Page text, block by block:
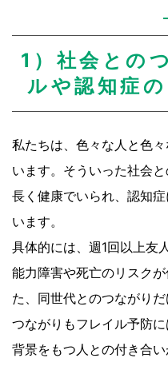
1）社会との
ルや認知症
私たちは、色々な人と色
います。そういった社会
長く健康でいられ、認知
います。
具体的には、週1回以上友
能力障害や死亡のリスク
た、同世代とのつながり
つながりもフレイル予防
背景をもつ人との付き合